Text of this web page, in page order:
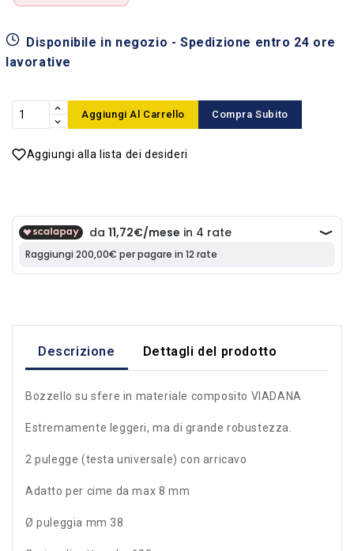
Disponibile in negozio - Spedizione entro 24 ore
lavorative
Aggiungi Al Carrello Compra Subito
Aggiungi alla lista dei desideri
Descrizione Dettagli del prodotto
Bozzello su sfere in materiale composito VIADANA
Estremamente leggeri, ma di grande robustezza.
2 pulegge (testa universale) con arricavo
Adatto per cime da max 8 mm
Ø puleggia mm 38